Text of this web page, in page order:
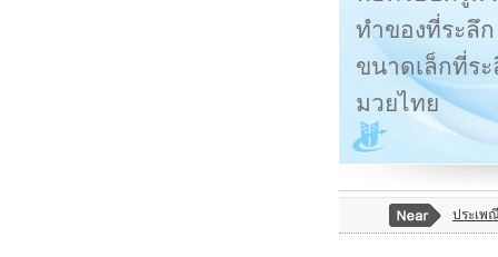
ทำของที่ระลึ
ขนาดเล็กที่ร
มวยไทย
ประเพ